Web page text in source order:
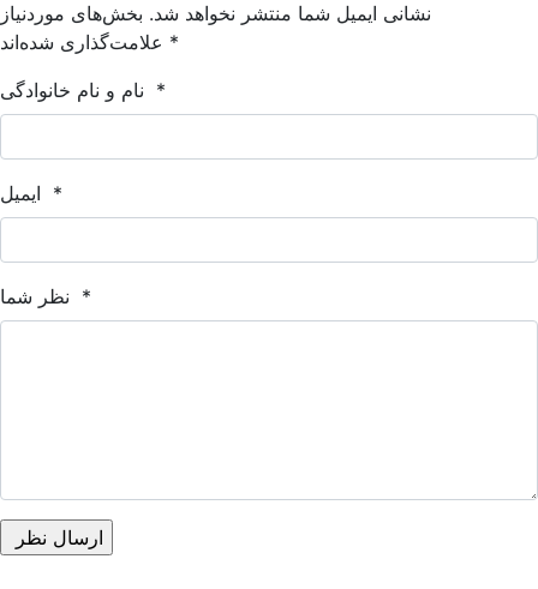
نشانی ایمیل شما منتشر نخواهد شد. بخش‌های موردنیاز
*
*
*
*